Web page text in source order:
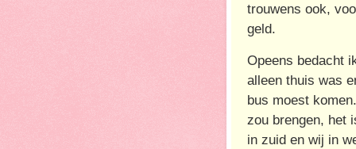
trouwens ook,
geld.
Opeens bedacht
alleen thuis was
bus moest
zou brengen, het
in zuid en wij in